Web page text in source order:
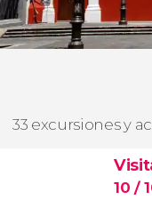
33 excursiones y
10 /